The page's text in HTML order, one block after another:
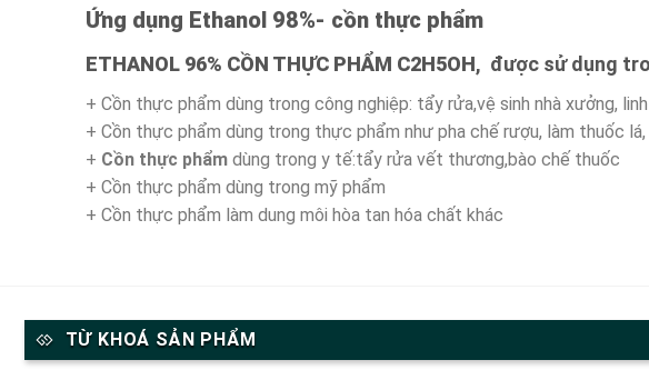
Ứng dụng Ethanol 98%- cồn thực phẩm
ETHANOL 96% CỒN THỰC PHẨM C2H5OH, được sử dụng
+ Cồn thực phẩm dùng trong công nghiệp: tẩy rửa,vệ sinh nhà xưởng,
+ Cồn thực phẩm dùng trong thực phẩm như pha chế rượu, làm thuốc
+ Cồn thực phẩm dùng trong y tế:tẩy rửa vết thương,bào chế thuốc
+ Cồn thực phẩm dùng trong mỹ phẩm
+ Cồn thực phẩm làm dung môi hòa tan hóa chất khác
TỪ KHOÁ SẢN PHẨM